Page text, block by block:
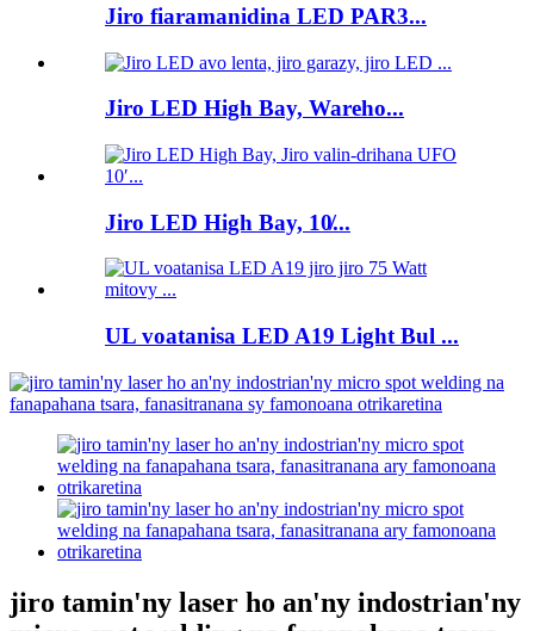
Jiro fiaramanidina LED PAR3...
Jiro LED High Bay, Wareho...
Jiro LED High Bay, 10̸...
UL voatanisa LED A19 Light Bul ...
jiro tamin'ny laser ho an'ny indostrian'ny